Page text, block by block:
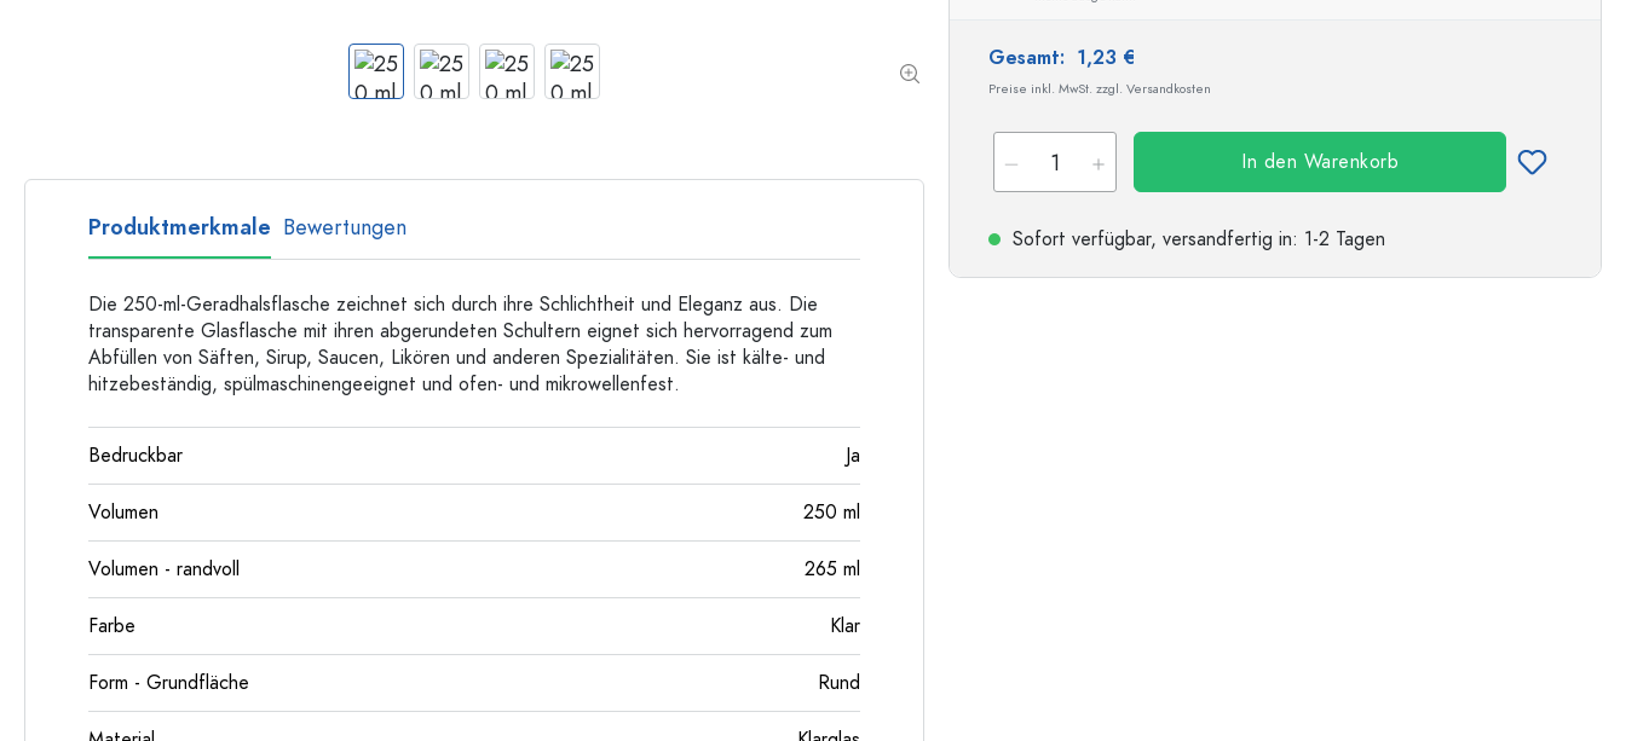
Mehrkantflaschen
Kunststoffflaschen
Aluminiumflaschen
Gesamt: 1,23 €
Preise inkl. MwSt. zzgl. Versandkosten
In den Warenkorb
Sofort verfügbar, versandfertig in: 1-2 Tagen
Produktmerkmale Bewertungen
Die 250-ml-Geradhalsflasche zeichnet sich durch ihre Schlichtheit und Eleganz aus. Die
transparente Glasflasche mit ihren abgerundeten Schultern eignet sich hervorragend zum
Abfüllen von Säften, Sirup, Saucen, Likören und anderen Spezialitäten. Sie ist kälte- und
hitzebeständig, spülmaschinengeeignet und ofen- und mikrowellenfest.
Bedruckbar Ja
Volumen 250 ml
Volumen - randvoll 265 ml
Farbe Klar
Form - Grundfläche Rund